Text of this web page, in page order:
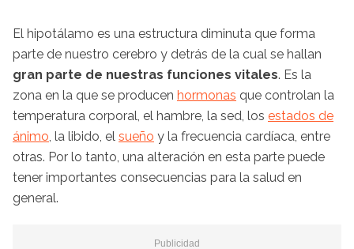
El hipotálamo es una estructura diminuta que forma
parte de nuestro cerebro y detrás de la cual se hallan
gran parte de nuestras funciones vitales. Es la
zona en la que se producen hormonas que controlan la
temperatura corporal, el hambre, la sed, los estados de
ánimo , la libido, el sueño y la frecuencia cardíaca, entre
otras. Por lo tanto, una alteración en esta parte puede
tener importantes consecuencias para la salud en
general.